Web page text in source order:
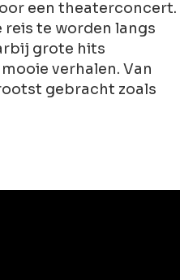
een theaterconcert.
te worden langs
grote hits
verhalen. Van
gebracht zoals